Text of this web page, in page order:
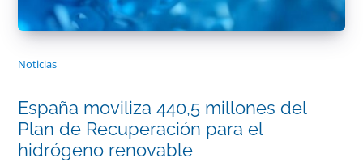
Noticias
España moviliza 440,5 millones del
Plan de Recuperación para el
hidrógeno renovable